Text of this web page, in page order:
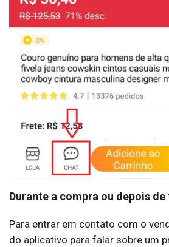
Durante a compra ou depois
Para entrar em contato com o
do aplicativo para falar sobre um